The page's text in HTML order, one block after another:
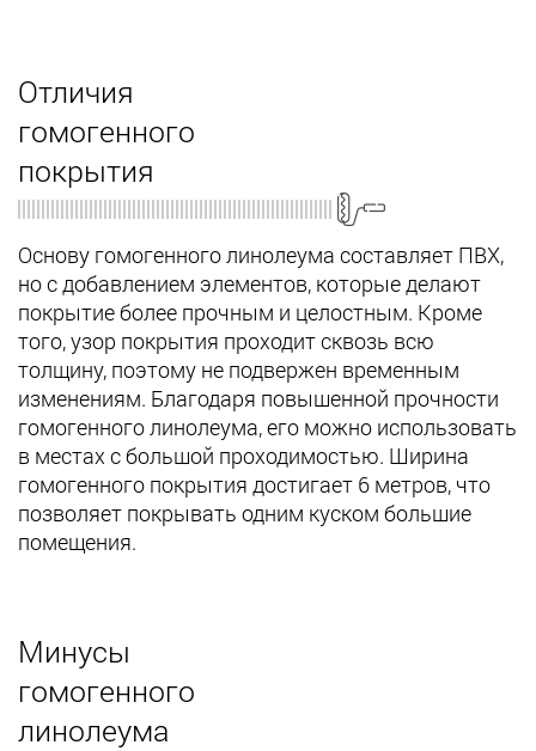
Отличия
гомогенного
покрытия
Основу гомогенного линолеума составляет ПВХ,
но с добавлением элементов, которые делают
покрытие более прочным и целостным. Кроме
того, узор покрытия проходит сквозь всю
толщину, поэтому не подвержен временным
изменениям. Благодаря повышенной прочности
гомогенного линолеума, его можно использовать
в местах с большой проходимостью. Ширина
гомогенного покрытия достигает 6 метров, что
позволяет покрывать одним куском большие
помещения.
Минусы
гомогенного
линолеума